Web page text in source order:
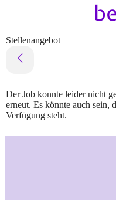
Stellenangebot
Der Job konnte leider nicht
erneut. Es könnte auch sein,
Verfügung steht.